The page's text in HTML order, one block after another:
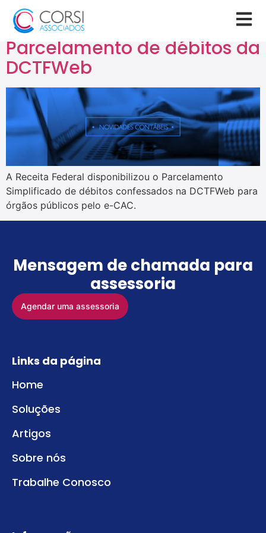
Tag:e-CAC
Parcelamento de débitos da
DCTFWeb
A Receita Federal disponibilizou o Parcelamento
Simplificado de débitos confessados na DCTFWeb para
órgãos públicos pelo e-CAC.
Mensagem de chamada para
assessoria
Agendar uma assessoria
Links da página
Home
Soluções
Artigos
Sobre nós
Trabalhe Conosco